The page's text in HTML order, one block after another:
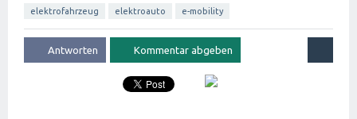
elektrofahrzeug elektroauto e-mobility